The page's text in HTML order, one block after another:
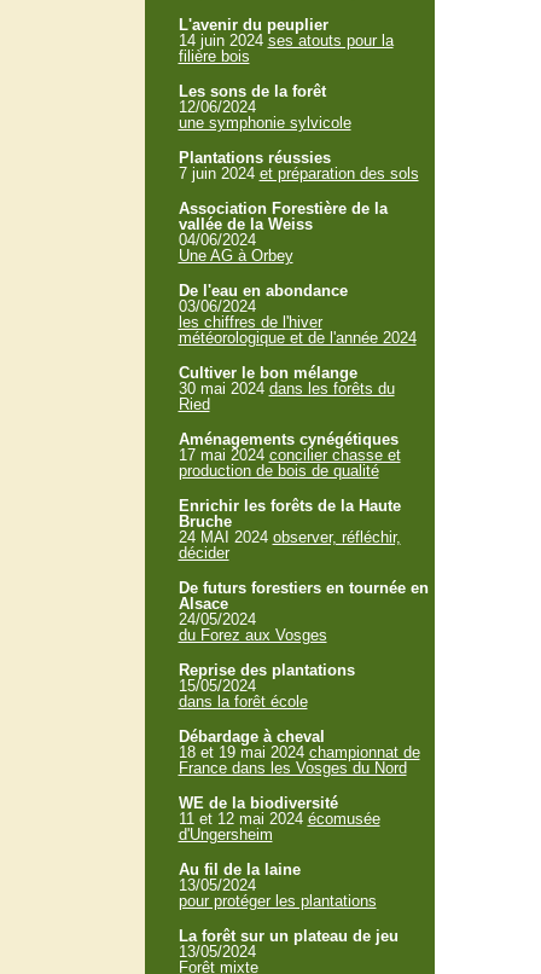
L'avenir du peuplier
14 juin 2024 ses atouts pour la
filière bois
Les sons de la forêt
12/06/2024
une symphonie sylvicole
Plantations réussies
7 juin 2024 et préparation des sols
Association Forestière de la
vallée de la Weiss
04/06/2024
Une AG à Orbey
De l'eau en abondance
03/06/2024
les chiffres de l'hiver
météorologique et de l'année 2024
Cultiver le bon mélange
30 mai 2024 dans les forêts du
Ried
Aménagements cynégétiques
17 mai 2024 concilier chasse et
production de bois de qualité
Enrichir les forêts de la Haute
Bruche
24 MAI 2024 observer, réfléchir,
décider
De futurs forestiers en tournée en
Alsace
24/05/2024
du Forez aux Vosges
Reprise des plantations
15/05/2024
dans la forêt école
Débardage à cheval
18 et 19 mai 2024 championnat de
France dans les Vosges du Nord
WE de la biodiversité
11 et 12 mai 2024 écomusée
d'Ungersheim
Au fil de la laine
13/05/2024
pour protéger les plantations
La forêt sur un plateau de jeu
13/05/2024
Forêt mixte